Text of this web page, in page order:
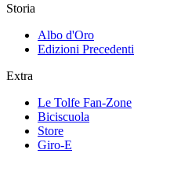
Storia
Albo d'Oro
Edizioni Precedenti
Extra
Le Tolfe Fan-Zone
Biciscuola
Store
Giro-E